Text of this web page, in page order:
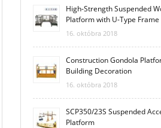
High-Strength Suspended
Platform with U-Type Frame
16. októbra 2018
Construction Gondola
Building Decoration
16. októbra 2018
SCP350/23S Suspended
Platform